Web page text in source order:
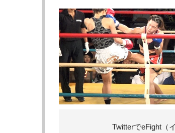
TwitterでeFight（